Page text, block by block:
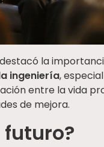
la
ingeniería,
entre la vida
de mejora.
futuro?